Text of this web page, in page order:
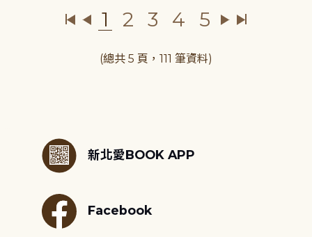
1 2 3 4 5
(總共 5 頁，111 筆資料)
新北愛BOOK APP
Facebook